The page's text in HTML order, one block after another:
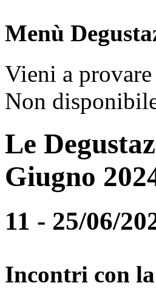
Menù
Vieni a
Non
Le
Giugno
11 - 25/06/
Incontri con